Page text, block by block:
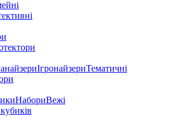
ІгронайзериТематичні
НабориВежі